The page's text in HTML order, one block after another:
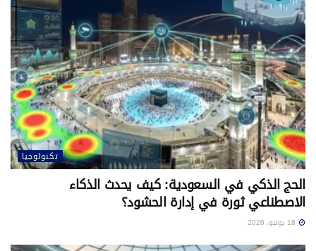
تكنولوجيا
الحج الذكي في السعودية: كيف يحدث الذكاء
الاصطناعي ثورة في إدارة الحشود؟